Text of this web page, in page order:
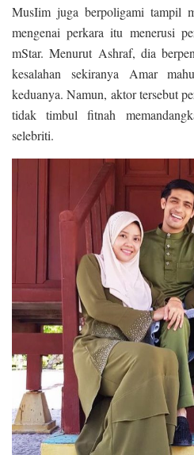
MusIim juga berpoligami tampil
mengenai perkara itu menerusi
mStar. Menurut Ashraf, dia
kesalahan sekiranya Amar
keduanya. Namun, aktor tersebut
tidak timbul fitnah
selebriti.